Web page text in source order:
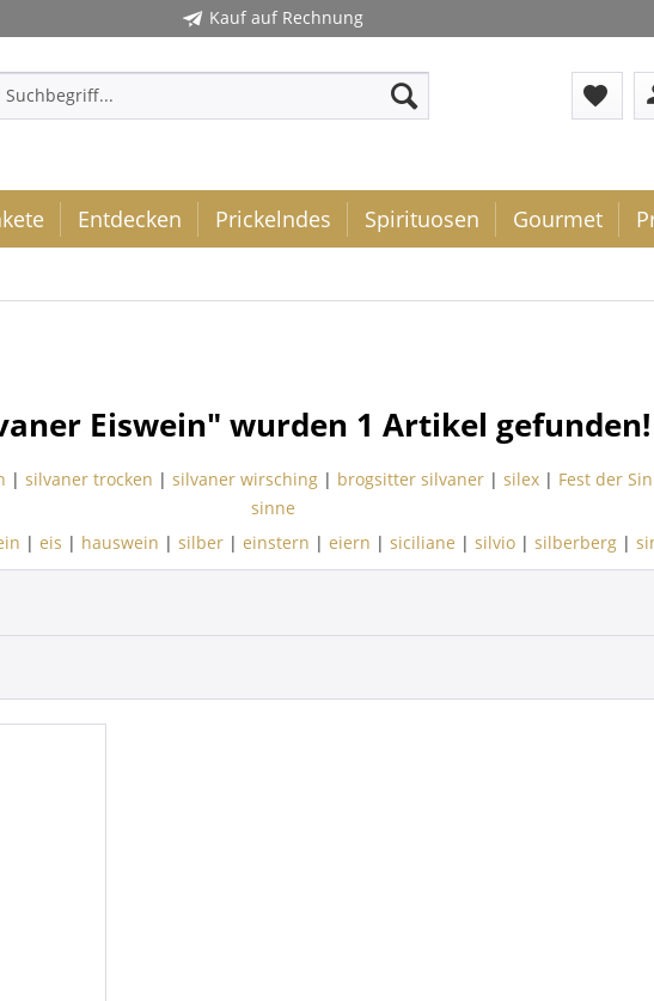
Kauf auf Rechnung
favorite
Entdecken Prickelndes Spirituosen Gourmet
Eiswein" wurden 1 Artikel gefunden!
| silvaner trocken | silvaner wirsching | brogsitter silvaner | silex | Fest der
sinne
| eis | hauswein | silber | einstern | eiern | siciliane | silvio | silberberg |